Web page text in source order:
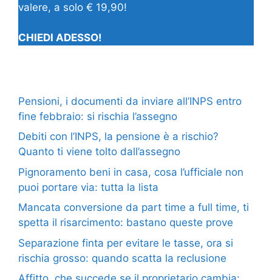
valere, a solo € 19,90!
CHIEDI ADESSO!
Pensioni, i documenti da inviare all’INPS entro
fine febbraio: si rischia l’assegno
Debiti con l’INPS, la pensione è a rischio?
Quanto ti viene tolto dall’assegno
Pignoramento beni in casa, cosa l’ufficiale non
puoi portare via: tutta la lista
Mancata conversione da part time a full time, ti
spetta il risarcimento: bastano queste prove
Separazione finta per evitare le tasse, ora si
rischia grosso: quando scatta la reclusione